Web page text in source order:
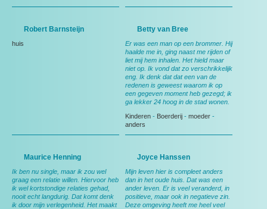
Robert Barnsteijn
huis
Betty van Bree
Er was een man op een brommer. Hij
haalde me in, ging naast me rijden of
liet mij hem inhalen. Het hield maar
niet op. Ik vond dat zo verschrikkelijk
eng. Ik denk dat dat een van de
redenen is geweest waarom ik op
een gegeven moment heb gezegd; ik
ga lekker 24 hoog in de stad wonen.
Kinderen - Boerderij - moeder -
anders
Maurice Henning
Ik ben nu single, maar ik zou wel
graag een relatie willen. Hiervoor heb
ik wel kortstondige relaties gehad,
nooit echt langdurig. Dat komt denk
ik door mijn verlegenheid. Het maakt
Joyce Hanssen
Mijn leven hier is compleet anders
dan in het oude huis. Dat was een
ander leven. Er is veel veranderd, in
positieve, maar ook in negatieve zin.
Deze omgeving heeft me heel veel